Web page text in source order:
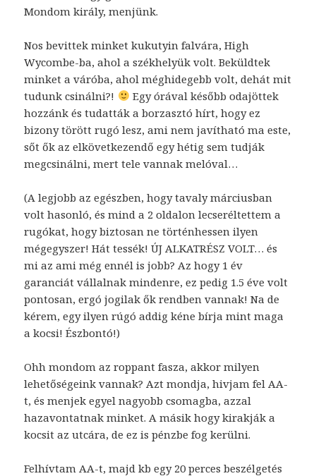
Mondom király, menjünk.
Nos bevittek minket kukutyin falvára, High
Wycombe-ba, ahol a székhelyük volt. Beküldtek
minket a váróba, ahol méghidegebb volt, dehát mit
tudunk csinálni?!
Egy órával később odajöttek
hozzánk és tudatták a borzasztó hírt, hogy ez
bizony törött rugó lesz, ami nem javítható ma este,
sőt ők az elkövetkezendő egy hétig sem tudják
megcsinálni, mert tele vannak melóval…
(A legjobb az egészben, hogy tavaly márciusban
volt hasonló, és mind a 2 oldalon lecseréltettem a
rugókat, hogy biztosan ne történhessen ilyen
mégegyszer! Hát tessék! ÚJ ALKATRÉSZ VOLT… és
mi az ami még ennél is jobb? Az hogy 1 év
garanciát vállalnak mindenre, ez pedig 1.5 éve volt
pontosan, ergó jogilak ők rendben vannak! Na de
kérem, egy ilyen rúgó addig kéne bírja mint maga
a kocsi! Észbontó!)
Ohh mondom az roppant fasza, akkor milyen
lehetőségeink vannak? Azt mondja, hivjam fel AA-
t, és menjek egyel nagyobb csomagba, azzal
hazavontatnak minket. A másik hogy kirakják a
kocsit az utcára, de ez is pénzbe fog kerülni.
Felhívtam AA-t, majd kb egy 20 perces beszélgetés